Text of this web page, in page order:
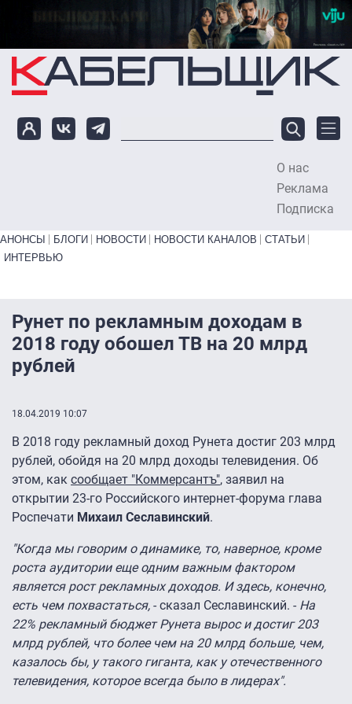
Перейти к основному содержанию
О нас
Реклама
Подписка
Primary links bottom
АНОНСЫ БЛОГИ НОВОСТИ НОВОСТИ КАНАЛОВ
СТАТЬИ
ИНТЕРВЬЮ
Рунет по рекламным доходам в
2018 году обошел ТВ на 20 млрд
рублей
18.04.2019 10:07
В 2018 году рекламный доход Рунета достиг 203 млрд
рублей, обойдя на 20 млрд доходы телевидения. Об
этом, как сообщает "Коммерсантъ", заявил на
открытии 23-го Российского интернет-форума глава
Роспечати Михаил Сеславинский.
"Когда мы говорим о динамике, то, наверное, кроме
роста аудитории еще одним важным фактором
является рост рекламных доходов. И здесь, конечно,
есть чем похвастаться, - сказал Сеславинский. - На
22% рекламный бюджет Рунета вырос и достиг 203
млрд рублей, что более чем на 20 млрд больше, чем,
казалось бы, у такого гиганта, как у отечественного
телевидения, которое всегда было в лидерах".